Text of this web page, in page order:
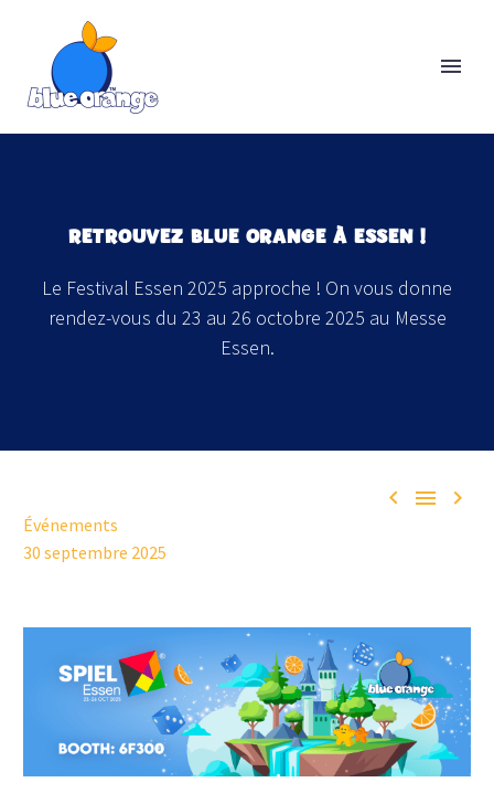
RETROUVEZ BLUE ORANGE À ESSEN !
Le Festival Essen 2025 approche ! On vous donne
rendez-vous du 23 au 26 octobre 2025 au Messe
Essen.
  
Événements
30 septembre 2025